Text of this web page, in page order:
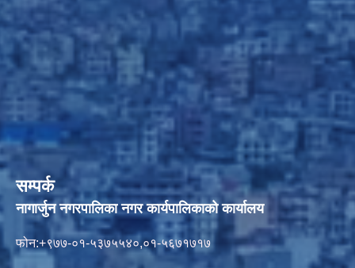
सम्पर्क
नागार्जुन नगरपालिका नगर कार्यपालिकाको कार्यालय
फोन:+९७७-०१-५३७५५४०,०१-५६७१७१७